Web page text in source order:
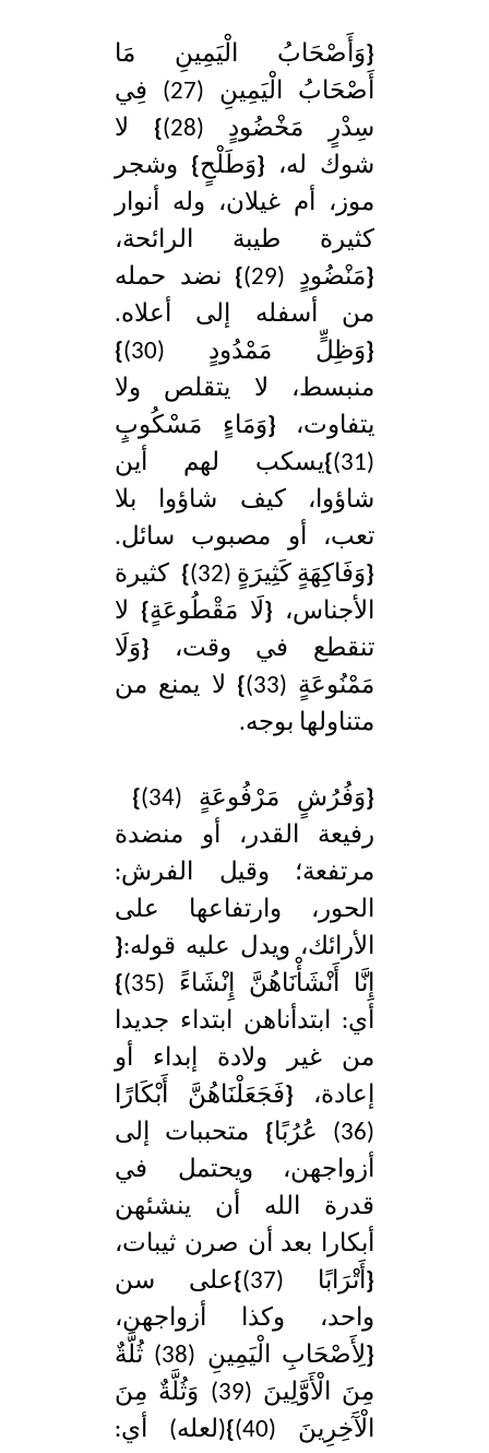
{وَأَصْحَابُ الْيَمِينِ مَا
أَصْحَابُ الْيَمِينِ (27) فِي
سِدْرٍ مَخْضُودٍ (28)
} لا
شوك له، {وَطَلْحٍ} وشجر
موز، أم غيلان، وله أنوار
كثيرة طيبة الرائحة،
{مَنْضُودٍ (29) } نضد حمله
من أسفله إلى أعلاه.
{وَظِلٍّ مَمْدُودٍ (30)
}
منبسط، لا يتقلص ولا
يتفاوت، {وَمَاءٍ مَسْكُوبٍ
(31)
}يسكب لهم أين
شاؤوا، كيف شاؤوا بلا
تعب، أو مصبوب سائل.
{وَفَاكِهَةٍ كَثِيرَةٍ (32) } كثيرة
الأجناس، {لَا مَقْطُوعَةٍ} لا
تنقطع في وقت، {وَلَا
مَمْنُوعَةٍ (33)
} لا يمنع من
متناولها بوجه.
{وَفُرُشٍ مَرْفُوعَةٍ (34)
}
رفيعة القدر، أو منضدة
مرتفعة؛ وقيل الفرش:
الحور، وارتفاعها على
الأرائك، ويدل عليه قوله:{
إِنَّا أَنْشَأْنَاهُنَّ إِنْشَاءً (35)
}
أي: ابتدأناهن ابتداء جديدا
من غير ولادة إبداء أو
إعادة، {فَجَعَلْنَاهُنَّ أَبْكَارًا
(36) عُرُبًا
} متحببات إلى
أزواجهن، ويحتمل في
قدرة الله أن ينشئهن
أبكارا بعد أن صرن ثيبات،
{ أَتْرَابًا (37) }على سن
واحد، وكذا أزواجهن،
{
لِأَصْحَابِ الْيَمِينِ (38) ثُلَّةٌ
مِنَ الْأَوَّلِينَ (39) وَثُلَّةٌ مِنَ
الْآَخِرِينَ (40)
}(لعله) أي: